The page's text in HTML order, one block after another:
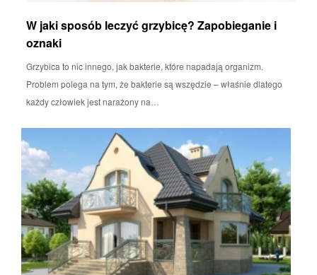
W jaki sposób leczyć grzybicę? Zapobieganie i
oznaki
Grzybica to nic innego, jak bakterie, które napadają organizm.
Problem polega na tym, że bakterie są wszędzie – właśnie dlatego
każdy człowiek jest narażony na…